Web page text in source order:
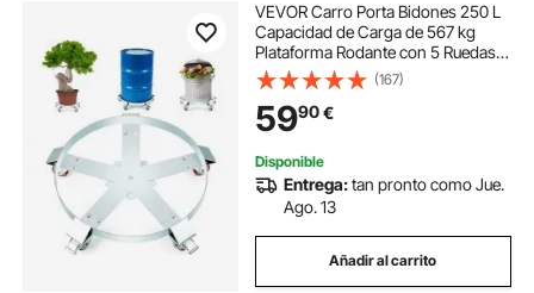
VEVOR Carro Porta Bidones 250 L
Capacidad de Carga de 567 kg
Plataforma Rodante con 5 Ruedas
Giratorias Base de Acero con
Rodillos Manipulación de Bidones
de Herramientas para Almacenes
Fábricas
(167)
5990€
Disponible
Entrega:tan pronto como Jue.
Ago. 13
Añadir al carrito